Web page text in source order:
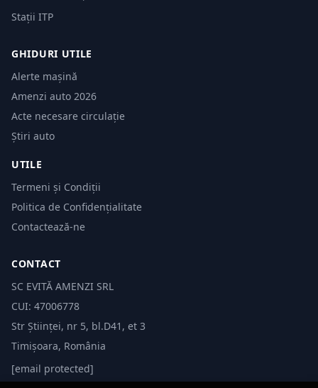
Stații ITP
GHIDURI UTILE
Alerte mașină
Amenzi auto 2026
Acte necesare circulație
Știri auto
UTILE
Termeni și Condiții
Politica de Confidențialitate
Contactează-ne
CONTACT
SC EVITĂ AMENZI SRL
CUI: 47006778
Str Științei, nr 5, bl.D41, et 3
Timișoara, România
[email protected]